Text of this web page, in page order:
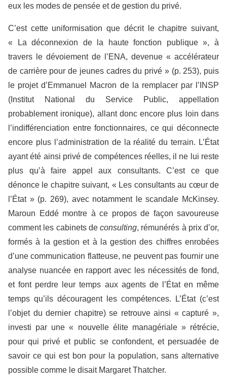
eux les modes de pensée et de gestion du privé.
C’est cette uniformisation que décrit le chapitre suivant,
« La déconnexion de la haute fonction publique », à
travers le dévoiement de l’ENA, devenue « accélérateur
de carrière pour de jeunes cadres du privé » (p. 253), puis
le projet d’Emmanuel Macron de la remplacer par l’INSP
(Institut National du Service Public, appellation
probablement ironique), allant donc encore plus loin dans
l’indifférenciation entre fonctionnaires, ce qui déconnecte
encore plus l’administration de la réalité du terrain. L’État
ayant été ainsi privé de compétences réelles, il ne lui reste
plus qu’à faire appel aux consultants. C’est ce que
dénonce le chapitre suivant, « Les consultants au cœur de
l’État » (p. 269), avec notamment le scandale McKinsey.
Maroun Eddé montre à ce propos de façon savoureuse
comment les cabinets de consulting, rémunérés à prix d’or,
formés à la gestion et à la gestion des chiffres enrobées
d’une communication flatteuse, ne peuvent pas fournir une
analyse nuancée en rapport avec les nécessités de fond,
et font perdre leur temps aux agents de l’État en même
temps qu’ils découragent les compétences. L’État (c’est
l’objet du dernier chapitre) se retrouve ainsi « capturé »,
investi par une « nouvelle élite managériale » rétrécie,
pour qui privé et public se confondent, et persuadée de
savoir ce qui est bon pour la population, sans alternative
possible comme le disait Margaret Thatcher.